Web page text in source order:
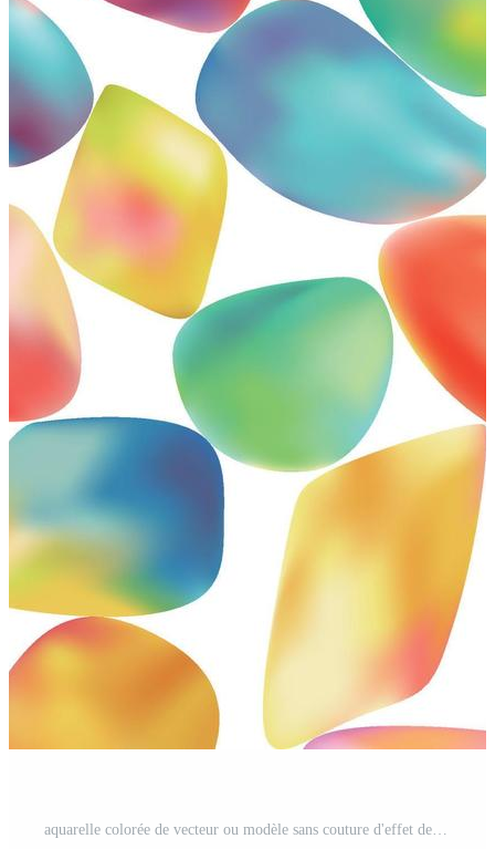
aquarelle colorée de vecteur ou modèle sans couture d'effet de pierre semi-précieuse irisée Vecteur Pro